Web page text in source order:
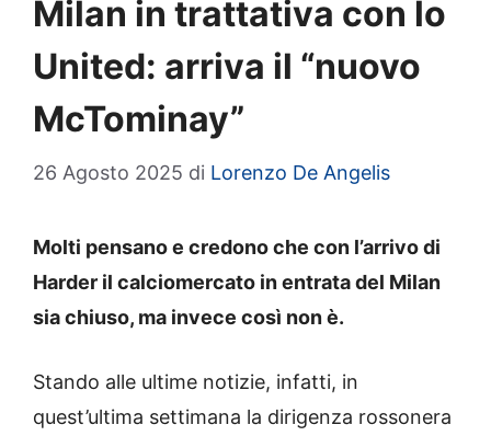
Milan in trattativa con lo
United: arriva il “nuovo
McTominay”
26 Agosto 2025 di Lorenzo De Angelis
Molti pensano e credono che con l’arrivo di
Harder il calciomercato in entrata del Milan
sia chiuso, ma invece così non è.
Stando alle ultime notizie, infatti, in
quest’ultima settimana la dirigenza rossonera